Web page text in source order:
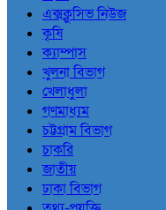
এক্সক্লুসিভ নিউজ
কৃষি
ক্যাম্পাস
খুলনা বিভাগ
খেলাধুলা
গণমাধ্যম
চট্টগ্রাম বিভাগ
চাকরি
জাতীয়
ঢাকা বিভাগ